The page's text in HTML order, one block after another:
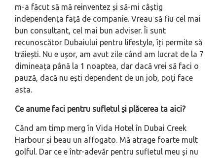
m-a făcut să mă reinventez și să-mi câștig
independența față de companie. Vreau să fiu cel mai
bun consultant, cel mai bun adviser. Îi sunt
recunoscător Dubaiului pentru lifestyle, îți permite să
trăiești. Nu e ușor, am avut zile când am lucrat de la 7
dimineața până la 1 noaptea, dar dacă vrei să faci o
pauză, dacă nu ești dependent de un job, poți face
asta.
Ce anume faci pentru sufletul și plăcerea ta aici?
Când am timp merg în Vida Hotel în Dubai Creek
Harbour și beau un affogato. Mă atrage foarte mult
golful. Dar ce e într-adevăr pentru sufletul meu și nu